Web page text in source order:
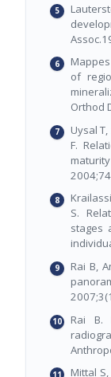
of
Orthod
Uysal
F.
S.
stages
Rai B,
Rai B.
Mittal